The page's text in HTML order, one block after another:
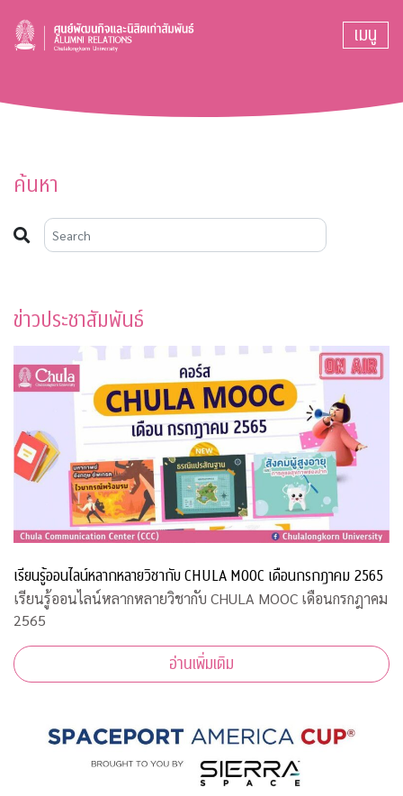
เมนู
ค้นหา
ข่าวประชาสัมพันธ์
เรียนรู้ออนไลน์หลากหลายวิชากับ CHULA MOOC เดือนกรกฎาคม 2565
เรียนรู้ออนไลน์หลากหลายวิชากับ CHULA MOOC เดือนกรกฎาคม
2565
อ่านเพิ่มเติม